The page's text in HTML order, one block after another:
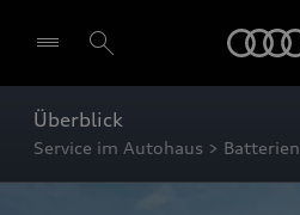
Überblick
Service im Autohaus > Batterien